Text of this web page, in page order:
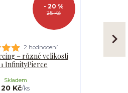
25 Kč
- 20 %
2 hodnocení
– různé velikosti
InfinityPierce
20 Kč/ks
Skladem